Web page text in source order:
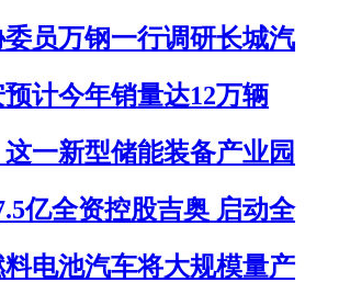
员万钢一行调研长城汽
计今年销量达12万辆
一新型储能装备产业园
亿全资控股吉奥 启动全
料电池汽车将大规模量产